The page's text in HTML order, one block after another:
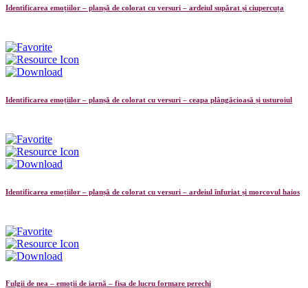
Identificarea emoțiilor – planșă de colorat cu versuri – ardeiul supărat și ciupercuța
Identificarea emoțiilor – planșă de colorat cu versuri – ceapa plângăcioasă și usturoiul
Identificarea emoțiilor – planșă de colorat cu versuri – ardeiul înfuriat și morcovul haios
Fulgii de nea – emoții de iarnă – fisa de lucru formare perechi